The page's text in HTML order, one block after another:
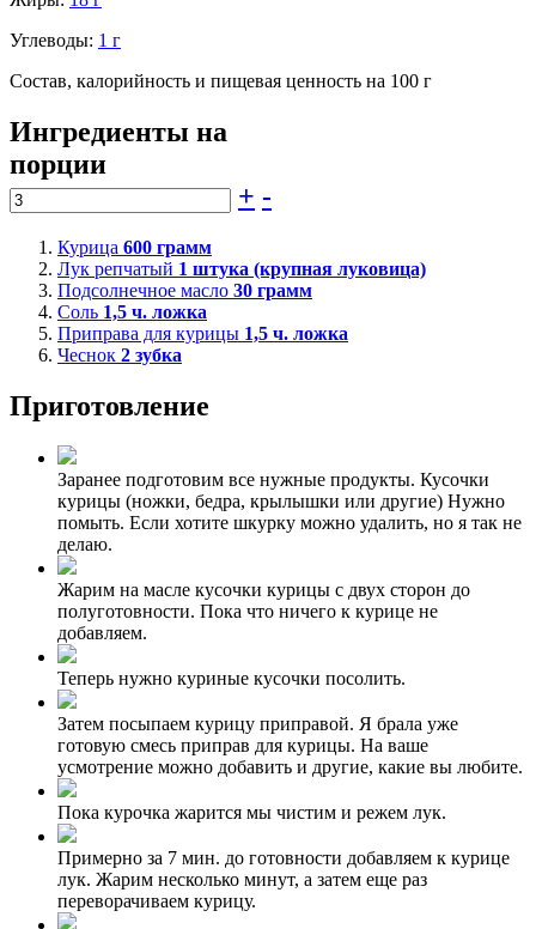
Углеводы: 1 г
Состав, калорийность и пищевая ценность на 100 г
Ингредиенты на
порции
+ -
Курица 600 грамм
Лук репчатый 1 штука (крупная луковица)
Подсолнечное масло 30 грамм
Соль 1,5 ч. ложка
Приправа для курицы 1,5 ч. ложка
Чеснок 2 зубка
Приготовление
Заранее подготовим все нужные продукты. Кусочки
курицы (ножки, бедра, крылышки или другие) Нужно
помыть. Если хотите шкурку можно удалить, но я так не
делаю.
Жарим на масле кусочки курицы с двух сторон до
полуготовности. Пока что ничего к курице не
добавляем.
Теперь нужно куриные кусочки посолить.
Затем посыпаем курицу приправой. Я брала уже
готовую смесь приправ для курицы. На ваше
усмотрение можно добавить и другие, какие вы любите.
Пока курочка жарится мы чистим и режем лук.
Примерно за 7 мин. до готовности добавляем к курице
лук. Жарим несколько минут, а затем еще раз
переворачиваем курицу.